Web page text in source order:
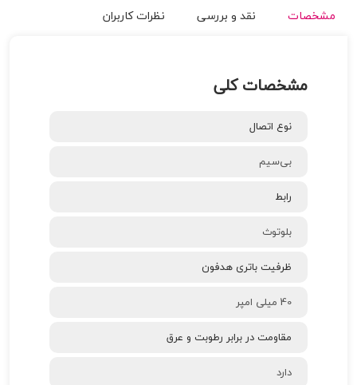
مشخصات نقد و بررسی نظرات کاربران
مشخصات کلی
نوع اتصال
بی‌سیم
رابط
بلوتوث
ظرفیت باتری هدفون
40 میلی امپر
مقاومت در برابر رطوبت و عرق
دارد